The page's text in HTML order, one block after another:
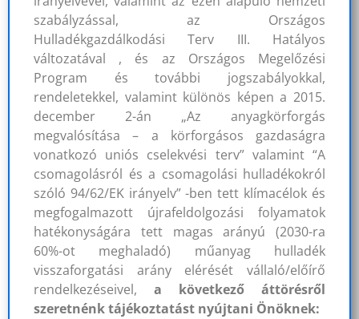
szabályzással, az Országos
Hulladékgazdálkodási Terv III. Hatályos
változatával , és az Országos Megelőzési
Program és további jogszabályokkal,
rendeletekkel, valamint különös képen a 2015.
december 2-án „Az anyagkörforgás
megvalósítása – a körforgásos gazdaságra
vonatkozó uniós cselekvési terv” valamint “A
csomagolásról és a csomagolási hulladékokról
szóló 94/62/EK irányelv” -ben tett klímacélok és
megfogalmazott újrafeldolgozási folyamatok
hatékonyságára tett magas arányú (2030-ra
60%-ot meghaladó) műanyag hulladék
visszaforgatási arány elérését vállaló/előírő
rendelkezéseivel, a következő áttörésről
szeretnénk tájékoztatást nyújtani Önöknek: